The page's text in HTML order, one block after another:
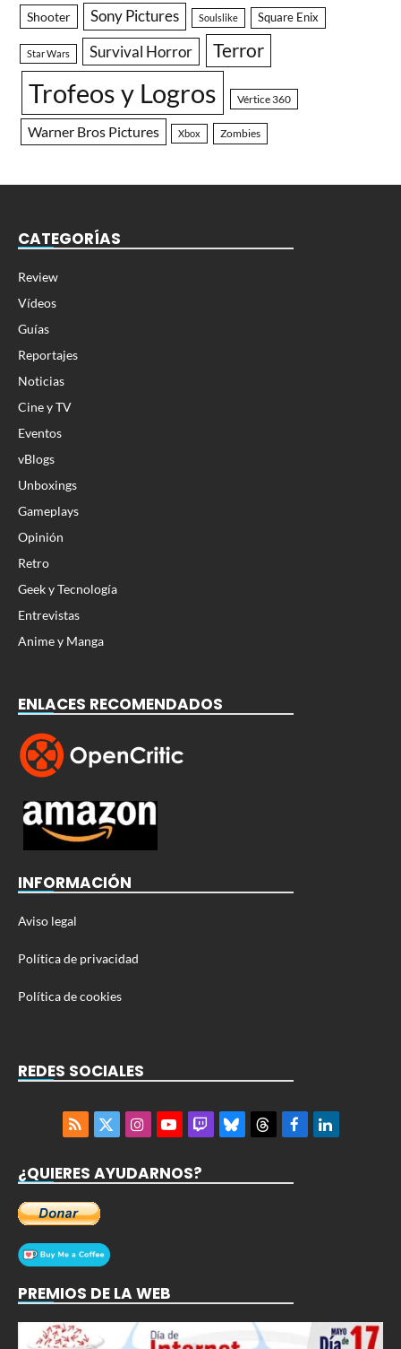
Shooter Sony Pictures Soulslike Square Enix
Star Wars Survival Horror Terror
Trofeos y Logros Vértice 360
Warner Bros Pictures Xbox Zombies
CATEGORÍAS
Review
Vídeos
Guías
Reportajes
Noticias
Cine y TV
Eventos
vBlogs
Unboxings
Gameplays
Opinión
Retro
Geek y Tecnología
Entrevistas
Anime y Manga
ENLACES RECOMENDADOS
INFORMACIÓN
Aviso legal
Política de privacidad
Política de cookies
REDES SOCIALES
RSS
X
InstagramYouTubeTwitchBlueskyThreadsFacebookLinkedIn
¿QUIERES AYUDARNOS?
PREMIOS DE LA WEB